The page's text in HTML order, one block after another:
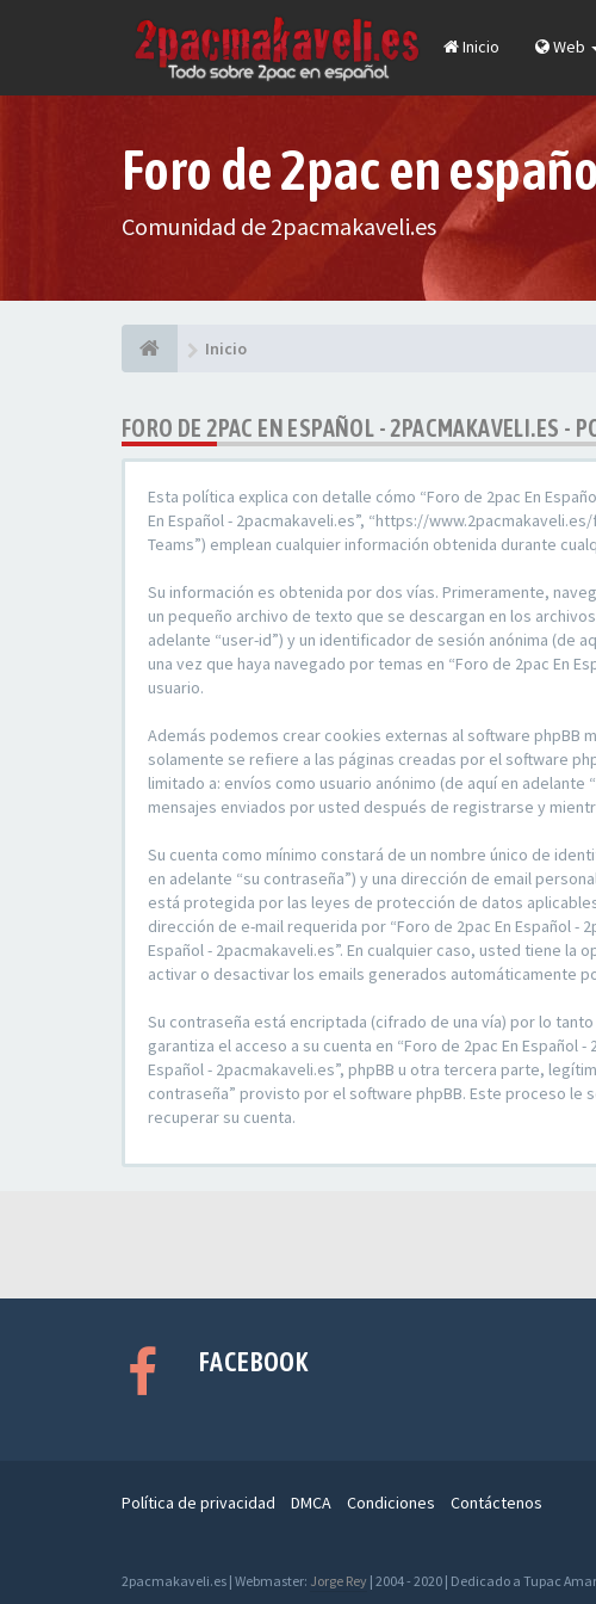
Inicio Web
Foro de 2pac en
Comunidad de 2pacmakaveli.es
Inicio
FORO DE 2PAC EN ESPAÑOL - 2PACMAKAVELI.ES -
Esta política explica con detalle cómo “Foro de 2pac En
En Español - 2pacmakaveli.es”, “https://
Teams”) emplean cualquier información obtenida durante
Su información es obtenida por dos vías. Primeramente,
un pequeño archivo de texto que se descargan en los
adelante “user-id”) y un identificador de sesión anónima (de
una vez que haya navegado por temas en “Foro de 2pac En
usuario.
Además podemos crear cookies externas al software phpBB
solamente se refiere a las páginas creadas por el software
limitado a: envíos como usuario anónimo (de aquí en adelante
mensajes enviados por usted después de registrarse y
Su cuenta como mínimo constará de un nombre único de
en adelante “su contraseña”) y una dirección de email
está protegida por las leyes de protección de datos
dirección de e-mail requerida por “Foro de 2pac En Español
Español - 2pacmakaveli.es”. En cualquier caso, usted tiene
activar o desactivar los emails generados automáticamente
Su contraseña está encriptada (cifrado de una vía) por lo
garantiza el acceso a su cuenta en “Foro de 2pac En Español
Español - 2pacmakaveli.es”, phpBB u otra tercera parte,
contraseña” provisto por el software phpBB. Este proceso le
recuperar su cuenta.
FACEBOOK
Política de privacidad DMCA Condiciones Contáctenos
2pacmakaveli.es | Webmaster: Jorge Rey | 2004 - 2020 | Dedicado a Tupac